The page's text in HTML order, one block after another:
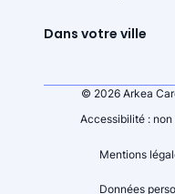
Dans votre ville
© 2026 Arkea
Accessibilité :
Mentions
Données